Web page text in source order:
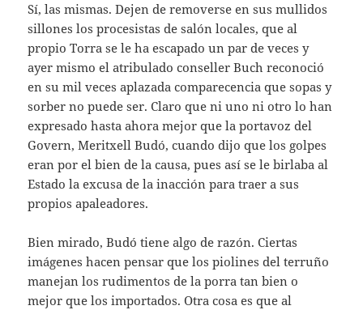
Sí, las mismas. Dejen de removerse en sus mullidos
sillones los procesistas de salón locales, que al
propio Torra se le ha escapado un par de veces y
ayer mismo el atribulado conseller Buch reconoció
en su mil veces aplazada comparecencia que sopas y
sorber no puede ser. Claro que ni uno ni otro lo han
expresado hasta ahora mejor que la portavoz del
Govern, Meritxell Budó, cuando dijo que los golpes
eran por el bien de la causa, pues así se le birlaba al
Estado la excusa de la inacción para traer a sus
propios apaleadores.
Bien mirado, Budó tiene algo de razón. Ciertas
imágenes hacen pensar que los piolines del terruño
manejan los rudimentos de la porra tan bien o
mejor que los importados. Otra cosa es que al